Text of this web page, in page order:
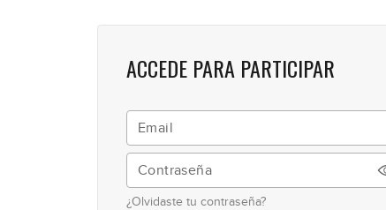
ACCEDE PARA PARTICIPAR
¿Olvidaste tu contraseña?